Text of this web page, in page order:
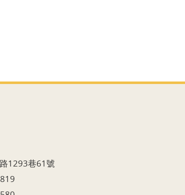
1293巷61號